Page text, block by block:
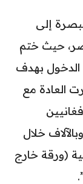
إلى
حيث ختم
الدخول بهدف
العادة مع
خلال
(ورقة خارج